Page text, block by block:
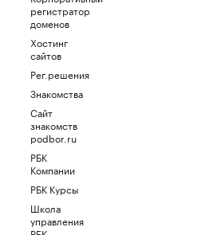
регистратор
доменов
Хостинг
сайтов
Рег.решения
Знакомства
Сайт
знакомств
podbor.ru
РБК
Компании
РБК Курсы
Школа
управления